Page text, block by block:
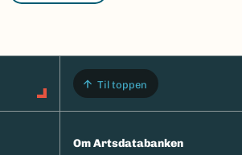
Til toppen
Om Artsdatabanken